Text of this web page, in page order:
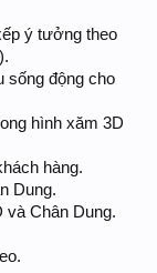
ý tưởng theo
sống động cho
hình xăm 3D
hàng.
Dung.
và Chân Dung.